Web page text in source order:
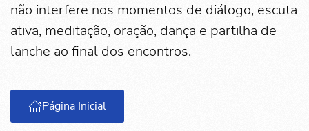
não interfere nos momentos de diálogo, escuta
ativa, meditação, oração, dança e partilha de
lanche ao final dos encontros.
Página Inicial